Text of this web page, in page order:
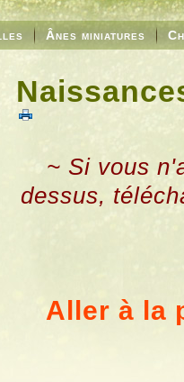
Ânes miniatures
~ Si vous
dessus,
Aller à la